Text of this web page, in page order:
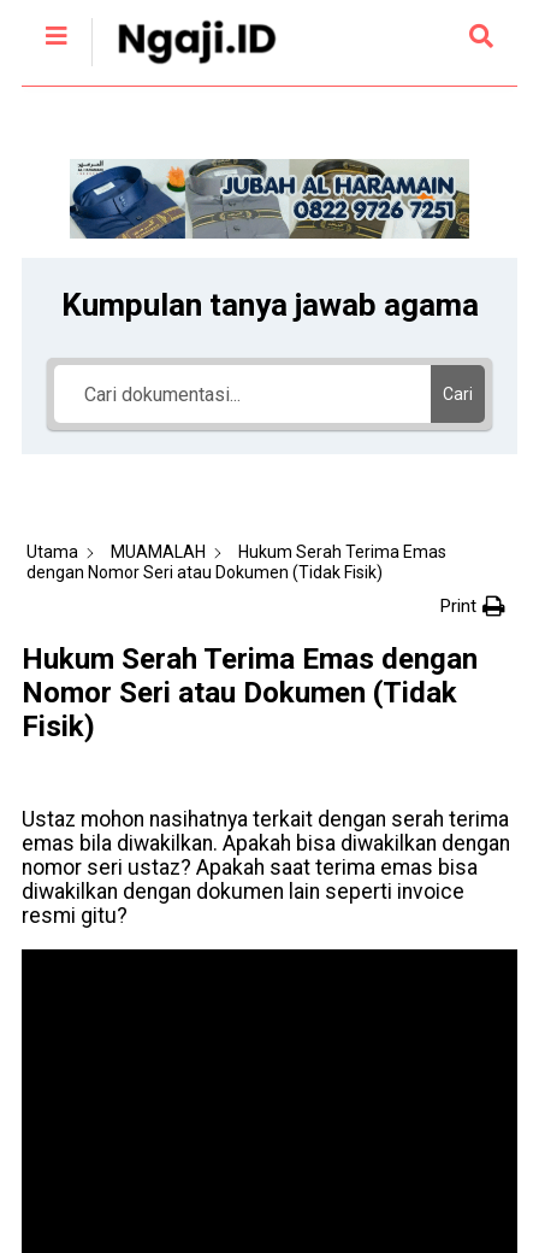
Kumpulan tanya jawab agama
Cari
Utama MUAMALAH
Hukum Serah Terima Emas
dengan Nomor Seri atau Dokumen (Tidak Fisik)
Print
Hukum Serah Terima Emas dengan
Nomor Seri atau Dokumen (Tidak
Fisik)
Ustaz mohon nasihatnya terkait dengan serah terima
emas bila diwakilkan. Apakah bisa diwakilkan dengan
nomor seri ustaz? Apakah saat terima emas bisa
diwakilkan dengan dokumen lain seperti invoice
resmi gitu?